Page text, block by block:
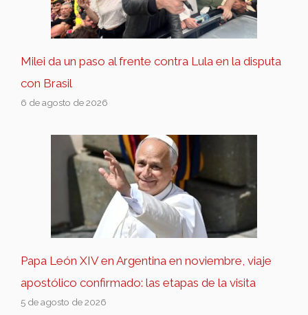
Milei da un paso al frente contra Lula en la disputa
con Brasil
6 de agosto de 2026
Papa León XIV en Argentina en noviembre, viaje
apostólico confirmado: las etapas de la visita
5 de agosto de 2026